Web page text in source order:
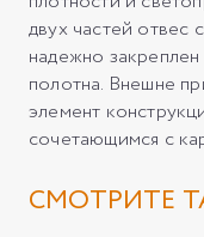
двух частей
надежно
полотна. Внешне
элемент
сочетающимся с
СМОТРИТЕ